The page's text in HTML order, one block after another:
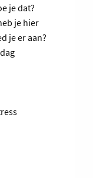
je dat?
je hier
je er aan?